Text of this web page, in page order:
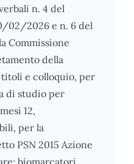
n. 4 del
02/2026 e n. 6 del
Commissione
della
e colloquio, per
di studio per
12,
per la
PSN 2015 Azione
biomarcatori